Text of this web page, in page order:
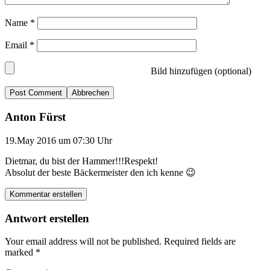
Name *
Email *
Bild hinzufügen (optional)
Abbrechen
Anton Fürst
19.May 2016 um 07:30 Uhr
Dietmar, du bist der Hammer!!!Respekt!
Absolut der beste Bäckermeister den ich kenne 😉
Kommentar erstellen
Antwort erstellen
Your email address will not be published. Required fields are
marked *